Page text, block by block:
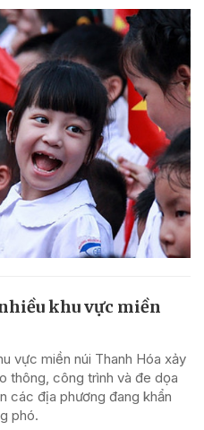
khu vực miền
vực miền núi Thanh Hóa xảy
thông, công trình và đe dọa
các địa phương đang khẩn
phó.